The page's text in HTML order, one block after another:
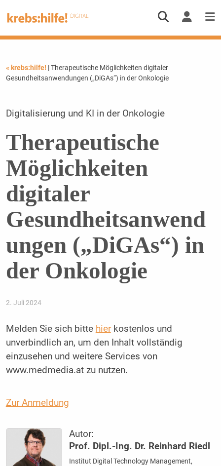
« krebs:hilfe! | Therapeutische Möglichkeiten digitaler
Gesundheitsanwendungen („DiGAs“) in der Onkologie
Digitalisierung und KI in der Onkologie
Therapeutische
Möglichkeiten
digitaler
Gesundheitsanwend
ungen („DiGAs“) in
der Onkologie
2. Juli 2024
Melden Sie sich bitte hierkostenlos und
unverbindlich an, um den Inhalt vollständig
einzusehen und weitere Services von
www.medmedia.at zu nutzen.
Zur Anmeldung
Autor:
Prof. Dipl.-Ing. Dr. Reinhard Riedl
Institut Digital Technology Management,